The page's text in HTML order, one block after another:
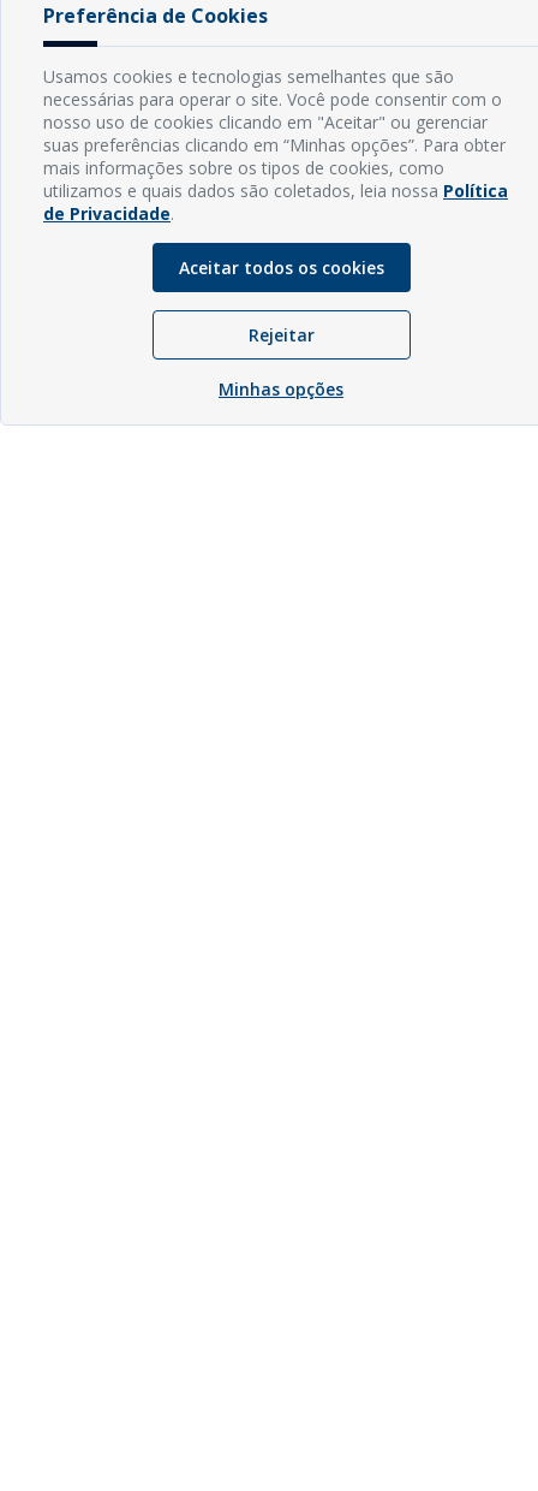
Preferência de Cookies
Usamos cookies e tecnologias semelhantes que são
necessárias para operar o site. Você pode consentir com o
nosso uso de cookies clicando em "Aceitar" ou gerenciar
suas preferências clicando em “Minhas opções”. Para obter
mais informações sobre os tipos de cookies, como
utilizamos e quais dados são coletados, leia nossa Política
de Privacidade.
Aceitar todos os cookies
Rejeitar
Minhas opções